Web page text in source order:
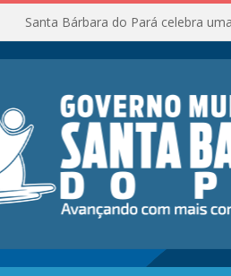
Santa Bárbara do Pará celebra